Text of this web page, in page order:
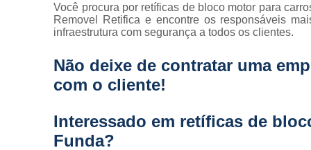
Você procura por retíficas de bloco motor para
Removel Retifica e encontre os responsáveis
infraestrutura com segurança a todos os clientes.
Não deixe de contratar uma
com o cliente!
Interessado em retíficas de
Funda?